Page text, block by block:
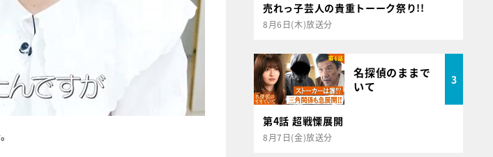
売れっ子芸人の貴重トーーク祭り!!
8月6日(木)放送分
名探偵のままで
いて
3
第4話 超戦慄展開
8月7日(金)放送分